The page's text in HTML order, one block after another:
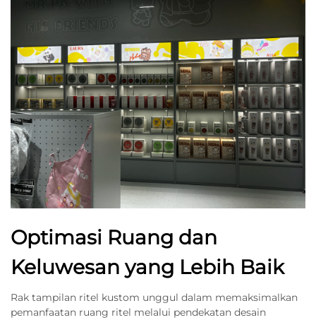
Optimasi Ruang dan
Keluwesan yang Lebih Baik
Rak tampilan ritel kustom unggul dalam memaksimalkan
pemanfaatan ruang ritel melalui pendekatan desain